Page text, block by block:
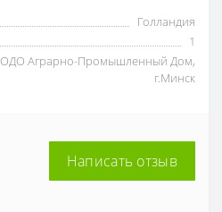
Голландия
1
ОДО Аграрно-Промышленный Дом,
г.Минск
Написать отзыв